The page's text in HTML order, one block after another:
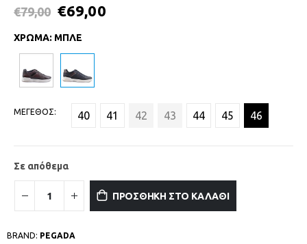
€79,00 €69,00
ΧΡΩΜΑ: ΜΠΛΕ
ΜΕΓΕΘΟΣ 40 41 42 43 44 45 46
Σε απόθεμα
ΠΡΟΣΘΗΚΗ ΣΤΟ ΚΑΛΑΘΙ
BRAND: PEGADA